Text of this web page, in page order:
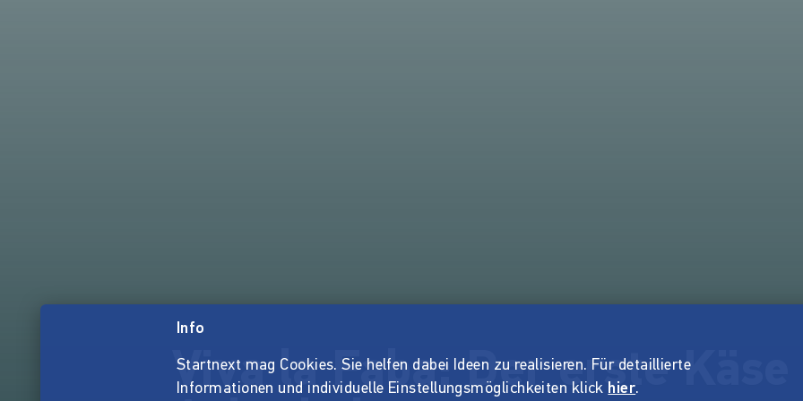
Viva la Faba: Der erste Käse
Info
Startnext mag Cookies. Sie helfen dabei Ideen zu realisieren. Für detaillierte
Informationen und individuelle Einstellungsmöglichkeiten klick hier.